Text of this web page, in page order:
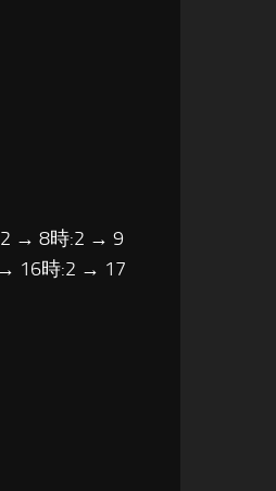
→ 8時:2 → 9
16時:2 → 17